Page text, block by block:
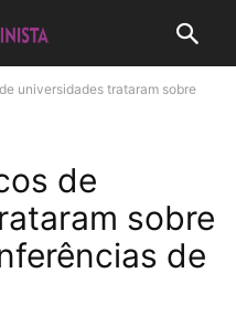
universidades trataram sobre
de
sobre
de